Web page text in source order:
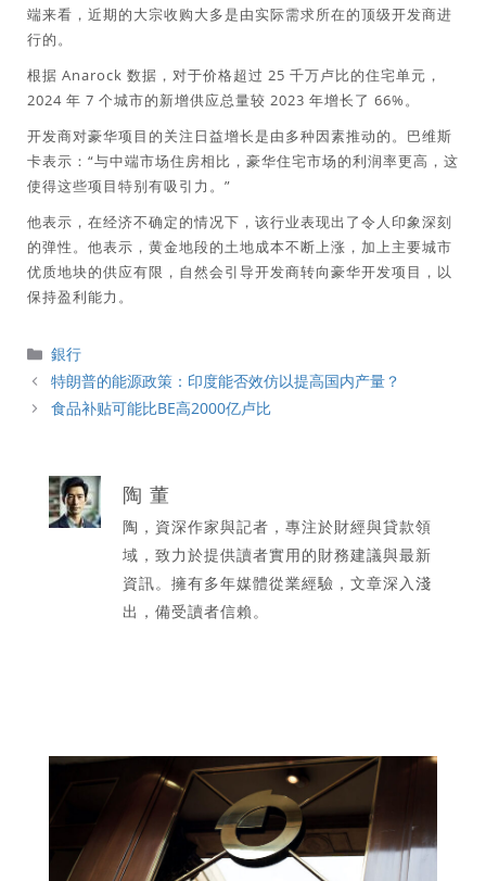
端来看，近期的大宗收购大多是由实际需求所在的顶级开发商进
行的。
根据 Anarock 数据，对于价格超过 25 千万卢比的住宅单元，
2024 年 7 个城市的新增供应总量较 2023 年增长了 66%。
开发商对豪华项目的关注日益增长是由多种因素推动的。巴维斯
卡表示：“与中端市场住房相比，豪华住宅市场的利润率更高，这
使得这些项目特别有吸引力。”
他表示，在经济不确定的情况下，该行业表现出了令人印象深刻
的弹性。他表示，黄金地段的土地成本不断上涨，加上主要城市
优质地块的供应有限，自然会引导开发商转向豪华开发项目，以
保持盈利能力。
分
類
銀行
特朗普的能源政策：印度能否效仿以提高国内产量？
食品补贴可能比BE高2000亿卢比
陶 董
陶，資深作家與記者，專注於財經與貸款領
域，致力於提供讀者實用的財務建議與最新
資訊。擁有多年媒體從業經驗，文章深入淺
出，備受讀者信賴。